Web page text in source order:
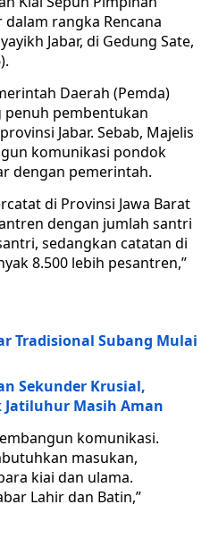
rangka Rencana
Jabar, di Gedung Sate,
Daerah (Pemda)
penuh pembentukan
Jabar. Sebab, Majelis
komunikasi pondok
dengan pemerintah.
di Provinsi Jawa Barat
dengan jumlah santri
sedangkan catatan di
8.500 lebih pesantren,”
Tradisional Subang Mulai
Sekunder Krusial,
Jatiluhur Masih Aman
komunikasi.
masukan,
kiai dan ulama.
Lahir dan Batin,”